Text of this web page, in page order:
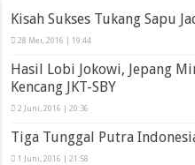
Kisah Sukses Tukang Sapu
28 Mei, 2016 | 19:44
Hasil Lobi Jokowi, Jepang
Kencang JKT-SBY
2 Juni, 2016 | 20:36
Tiga Tunggal Putra
1 Juni, 2016 | 21:58